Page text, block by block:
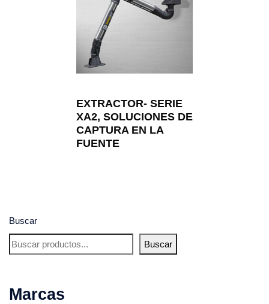
Buscar
Buscar
Marcas
EXTRACTOR- SERIE
XA2, SOLUCIONES DE
CAPTURA EN LA
FUENTE